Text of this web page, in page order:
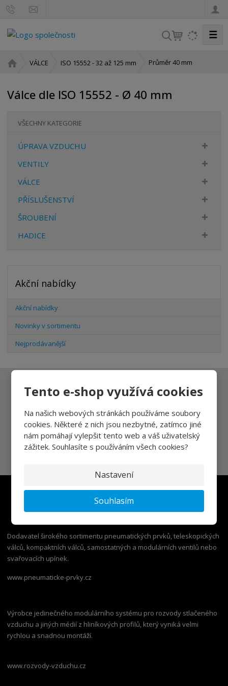
Tento e-shop využívá cookies
Na našich webových stránkách používáme soubory
cookies. Některé z nich jsou nezbytné, zatímco jiné
nám pomáhají vylepšit tento web a váš uživatelský
zážitek. Souhlasíte s používáním všech cookies?
Nastavení
Souhlasím
V
h
☰
d
r
a
a
VÁLCE ISO 15552 - 32 až 125 mm Průměr 40 mm
Válce dle ISO 15552 - Ø 40 mm
VŠECHNY KATEGORIE
ÚPRAVA VZDUCHU
VENTILY
VÁLCE
PŘÍSLUŠENSTVÍ
ŠROUBENÍ
HADICE
Akční nabídky
Akční nabídky
Novinky v sortimentu
Nejprodávanější
Ať vám nic neunikne
Přihlásit
Souhlasím se zpracováním osobních údajů
Dodavatel širokého sortimentu pneumatických prvků, teleskopických
válců, kompaktních válců, samostatných a modulárních ventilů nebo
svařovacích upínek.
www.pneumaticke-prvky.cz
Výrobce jedinečného modulárního systému pro rozvody stlačeného
vzduchu a jiných médií z hliníkových profilů, který vyniká velmi
rychlou a snadnou montáží.
www.rozvody-vzduchu.cz